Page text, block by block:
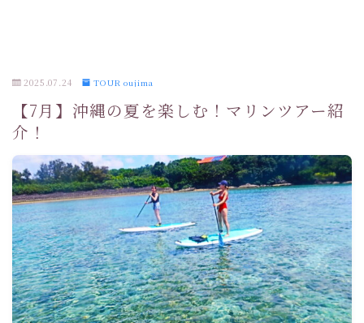
2025.07.24 TOUR oujima
【7月】沖縄の夏を楽しむ！マリンツアー紹
介！